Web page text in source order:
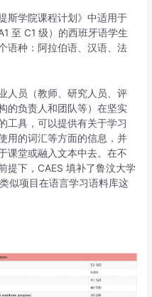
斯学院课程计划》中适用于
至 C1 级）的西班牙语学生
语种：阿拉伯语、汉语、法
人员（教师、研究人员、评
的负责人和团队等）在坚实
工具，可以提供有关于学习
用的词汇等方面的信息，并
课堂或融入文本中去。在不
提下，CAES 填补了鲁汶大学
似项目在语言学习语料库这